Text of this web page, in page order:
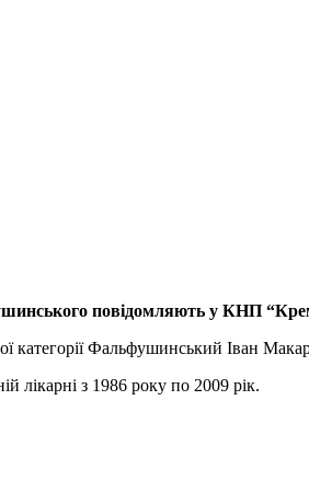
повідомляють у КНП
категорії Фальфушинський Іван
лікарні з 1986 року по 2009 рік.